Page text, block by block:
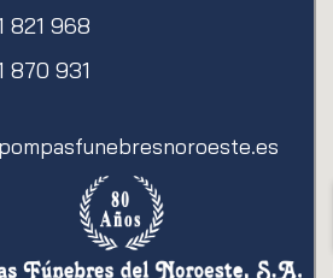
821 968
870 931
pompasfunebresnoroeste.es